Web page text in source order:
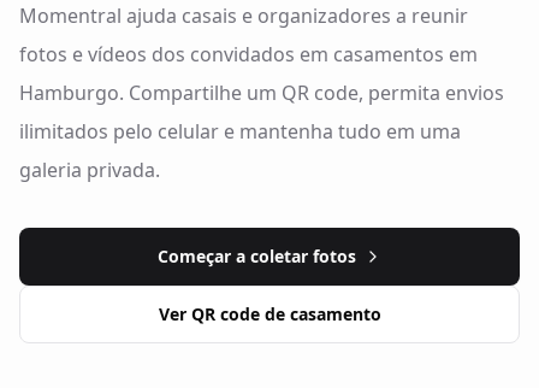
Momentral ajuda casais e organizadores a reunir
fotos e vídeos dos convidados em casamentos em
Hamburgo. Compartilhe um QR code, permita envios
ilimitados pelo celular e mantenha tudo em uma
galeria privada.
Começar a coletar fotos
Ver QR code de casamento